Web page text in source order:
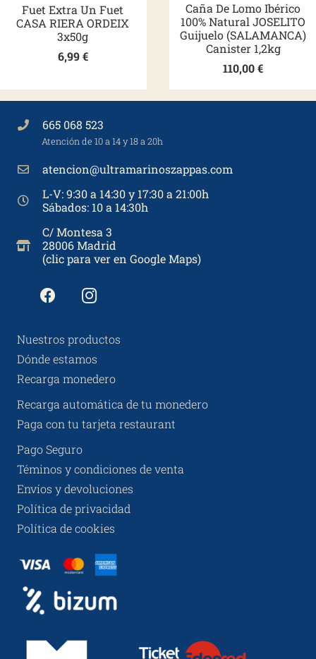
Fuet Extra Un Fuet
CASA RIERA ORDEIX
3x50g
6,99€
Caña De Lomo Ibérico
100% Natural JOSELITO
Guijuelo (SALAMANCA)
Canister 1,2kg
110,00€
665 068 523
Atención de 10 a 14 y 18 a 20h
atencion@ultramarinoszappas.com
L-V: 9:30 a 14:30 y 17:30 a 21:00h
Sábados: 10 a 14:30h
C/ Montesa 3
28006 Madrid
(clic para ver en Google Maps)
Nuestros productos
Dónde estamos
Recarga monedero
Recarga automática de tu monedero
Paga con tu tarjeta restaurant
Pago Seguro
Téminos y condiciones de venta
Envíos y devoluciones
Política de privacidad
Política de cookies